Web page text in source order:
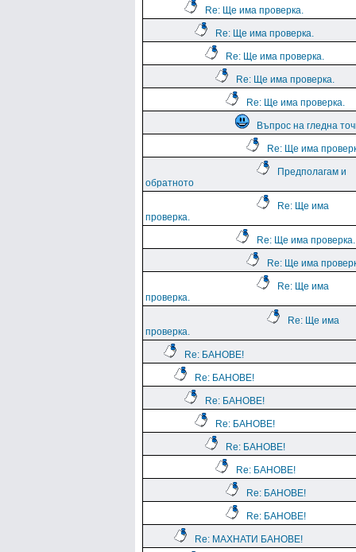
Re: Ще има проверка.
Re: Ще има проверка.
Re: Ще има проверка.
Re: Ще има проверка.
Re: Ще има проверка.
Въпрос на гледна
Re: Ще има
Предполагам и
обратното
Re: Ще има
проверка.
Re: Ще има проверка.
Re: Ще има
Re: Ще има
проверка.
Re: Ще има
проверка.
Re: БАНОВЕ!
Re: БАНОВЕ!
Re: БАНОВЕ!
Re: БАНОВЕ!
Re: БАНОВЕ!
Re: БАНОВЕ!
Re: БАНОВЕ!
Re: БАНОВЕ!
Re: МАХНАТИ БАНОВЕ!